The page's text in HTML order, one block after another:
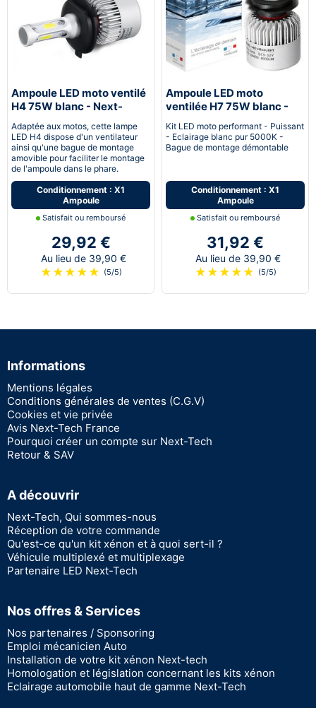
Ampoule LED moto ventilé
H4 75W blanc - Next-
Tech®
Adaptée aux motos, cette lampe
LED H4 dispose d'un ventilateur
ainsi qu'une bague de montage
amovible pour faciliter le montage
de l'ampoule dans le phare.
Conditionnement : X1
Ampoule
Satisfait ou remboursé
29,92 €
Au lieu de 39,90 €
★ ★ ★ ★ ★ (5/5)
Ampoule LED moto
ventilée H7 75W blanc -
Kit LED moto performant - Puissant
- Eclairage blanc pur 5000K -
Bague de montage démontable
Conditionnement : X1
Ampoule
Satisfait ou remboursé
31,92 €
Au lieu de 39,90 €
★ ★ ★ ★ ★ (5/5)
Informations
Mentions légales
Conditions générales de ventes (C.G.V)
Cookies et vie privée
Avis Next-Tech France
Pourquoi créer un compte sur Next-Tech
Retour & SAV
A découvrir
Next-Tech, Qui sommes-nous
Réception de votre commande
Qu'est-ce qu'un kit xénon et à quoi sert-il ?
Véhicule multiplexé et multiplexage
Partenaire LED Next-Tech
Nos offres & Services
Nos partenaires / Sponsoring
Emploi mécanicien Auto
Installation de votre kit xénon Next-tech
Homologation et législation concernant les kits xénon
Eclairage automobile haut de gamme Next-Tech